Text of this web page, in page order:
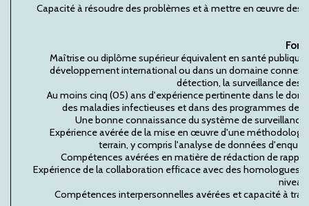
Capacité à résoudre des problèmes et à mettre en œuvre des
Maîtrise ou diplôme supérieur équivalent en santé
développement international ou dans un domaine
détection, la surveillance des
Au moins cinq (05) ans d'expérience pertinente dans le
des maladies infectieuses et dans des programmes de
Une bonne connaissance du système de surveillance
Expérience avérée de la mise en œuvre d'une
terrain, y compris l'analyse de données
Compétences avérées en matière de rédaction de
Expérience de la collaboration efficace avec des homologues
Compétences interpersonnelles avérées et capacité à